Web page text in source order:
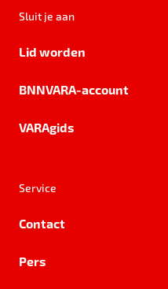
Sluit je aan
Lid worden
BNNVARA-account
VARAgids
Service
Contact
Pers